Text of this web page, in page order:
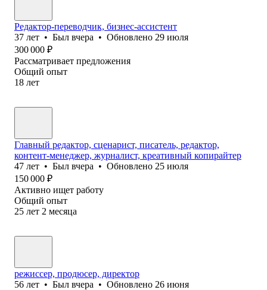
Редактор-переводчик, бизнес-ассистент
37 лет • Был вчера • Обновлено 29 июля
300 000 ₽
Рассматривает предложения
Общий опыт
18 лет
Главный редактор, сценарист, писатель, редактор,
контент-менеджер, журналист, креативный копирайтер
47 лет • Был вчера • Обновлено 25 июля
150 000 ₽
Активно ищет работу
Общий опыт
25 лет 2 месяца
режиссер, продюсер, директор
56 лет • Был вчера • Обновлено 26 июня